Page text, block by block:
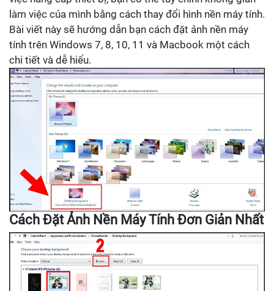
làm việc của mình bằng cách thay đổi hình nền máy tính.
Bài viết này sẽ hướng dẫn bạn cách đặt ảnh nền máy
tính trên Windows 7, 8, 10, 11 và Macbook một cách
chi tiết và dễ hiểu.
Cách Đặt Ảnh Nền Máy Tính Đơn Giản Nhất